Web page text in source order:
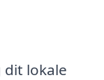
lokale